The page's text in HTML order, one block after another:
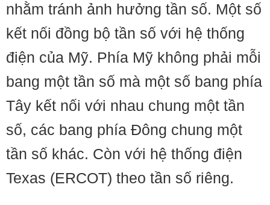
nhằm tránh ảnh hưởng tần số. Một số
kết nối đồng bộ tần số với hệ thống
điện của Mỹ. Phía Mỹ không phải mỗi
bang một tần số mà một số bang phía
Tây kết nối với nhau chung một tần
số, các bang phía Đông chung một
tần số khác. Còn với hệ thống điện
Texas (ERCOT) theo tần số riêng.